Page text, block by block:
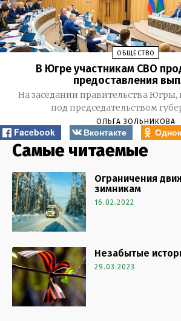
ОБЩЕСТВО
В Югре участникам СВО
предоставления
На заседании правительства
под председательством
ОЛЬГА ЗОЛЬНИКОВА
Facebook Вконтакте
Самые читаемые
Ограничения
зимникам
16.02.2022
Незабытые
29.03.2023